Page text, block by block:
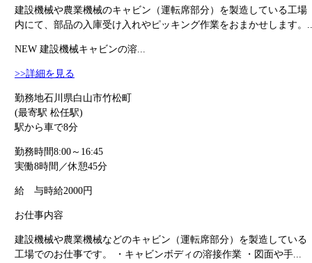
建設機械や農業機械のキャビン（運転席部分）を製造している工場
内にて、部品の入庫受け入れやピッキング作業をおまかせします。
NEW建設機械キャビンの溶...
>>詳細を見る
勤務地石川県白山市竹松町
(最寄駅 松任駅)
駅から車で8分
勤務時間8:00～16:45
実働8時間／休憩45分
給 与時給2000円
お仕事内容
建設機械や農業機械などのキャビン（運転席部分）を製造している
工場でのお仕事です。 ・キャビンボディの溶接作業 ・図面や手...